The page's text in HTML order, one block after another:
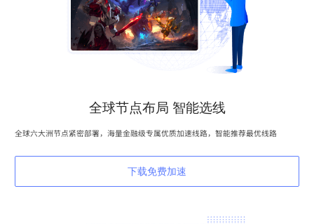
全球节点布局 智能选线
全球六大洲节点紧密部署，海量金融级专属优质加速线路，智能推荐最优线路
下载免费加速